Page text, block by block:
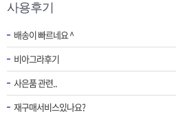
사용후기
배송이 빠르네요 ^
비아그라후기
사은품 관련..
재구매서비스있나요?